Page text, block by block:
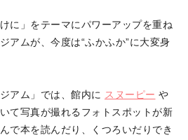
に」をテーマにパワーアップを重ね
アムが、今度は“ふかふか”に大変身
アム」では、館内に スヌーピー や
て写真が撮れるフォトスポットが新
で本を読んだり、くつろいだりでき